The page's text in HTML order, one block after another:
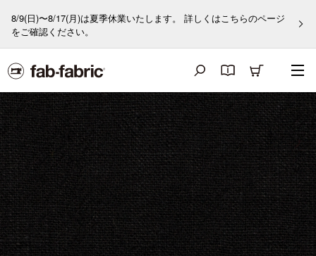
8/9(日)〜8/17(月)は夏季休業いたします。 詳しくはこちらのページ
をご確認ください。